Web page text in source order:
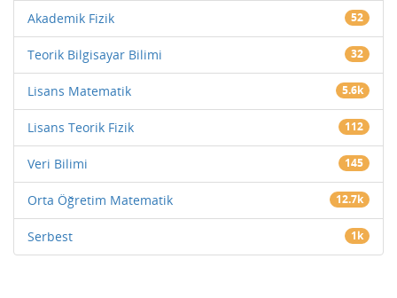
Akademik Fizik 52
Teorik Bilgisayar Bilimi 32
Lisans Matematik 5.6k
Lisans Teorik Fizik 112
Veri Bilimi 145
Orta Öğretim Matematik 12.7k
Serbest 1k